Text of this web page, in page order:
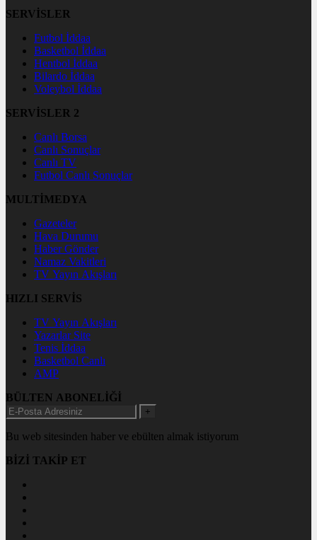
SERVİSLER
Futbol İddaa
Basketbol İddaa
Hentbol İddaa
Bilardo İddaa
Voleybol İddaa
SERVİSLER 2
Canlı Borsa
Canlı Sonuçlar
Canlı TV
Futbol Canlı Sonuçlar
MULTİMEDYA
Gazeteler
Hava Durumu
Haber Gönder
Namaz Vakitleri
TV Yayın Akışları
HIZLI SERVİS
TV Yayın Akışları
Yazarlar Site
Tenis İddaa
Basketbol Canlı
AMP
BÜLTEN ABONELİĞİ
+
Bu web sitesinden haber ve ebülten almak istiyorum
BİZİ TAKİP ET